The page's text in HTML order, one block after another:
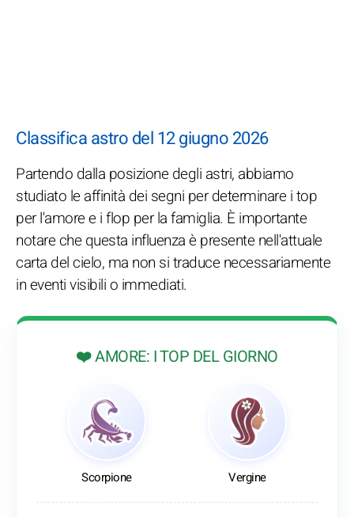
Classifica astro del 12 giugno 2026
Partendo dalla posizione degli astri, abbiamo
studiato le affinità dei segni per determinare i top
per l'amore e i flop per la famiglia. È importante
notare che questa influenza è presente nell'attuale
carta del cielo, ma non si traduce necessariamente
in eventi visibili o immediati.
❤️ AMORE: I TOP DEL GIORNO
Scorpione Vergine